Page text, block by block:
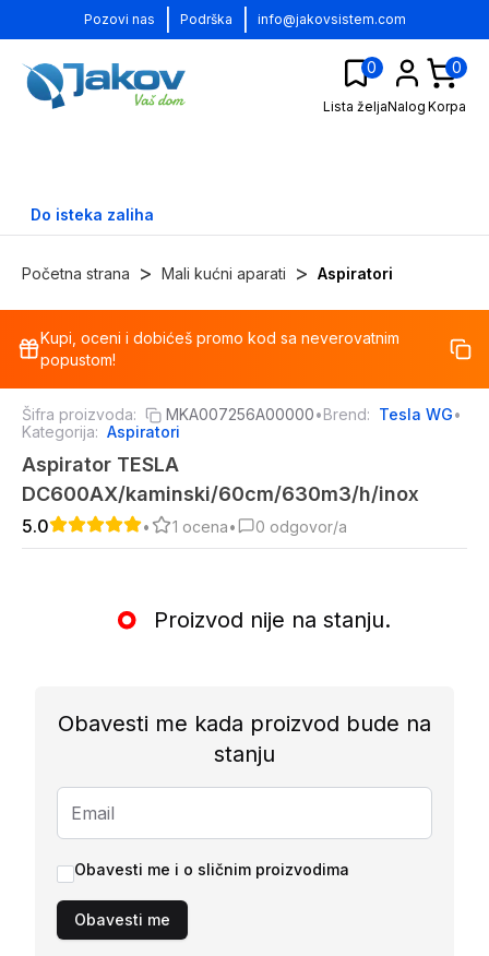
Pozovi nas Podrška info@jakovsistem.com
0
Lista željaNalog
0
Korpa
Do isteka zaliha
Početna strana > Mali kućni aparati > Aspiratori
%
Kupi, oceni i dobićeš promo kod sa neverovatnim
popustom!
Šifra proizvoda: MKA007256A00000•Brend: Tesla WG•
Kategorija: Aspiratori
Aspirator TESLA
DC600AX/kaminski/60cm/630m3/h/inox
5.0 • 1 ocena• 0 odgovor/a
Proizvod nije na stanju.
Obavesti me kada proizvod bude na
stanju
Obavesti me i o sličnim proizvodima
Obavesti me